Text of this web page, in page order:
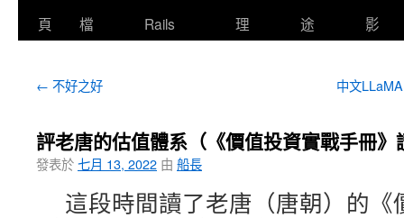
頁
檔
Rails
理
途
影
← 不好之好 中文
評老唐的估值體系（《價值投資實戰手冊》
發表於七月 13, 2022 由 船長
這段時間讀了老唐（唐朝）的